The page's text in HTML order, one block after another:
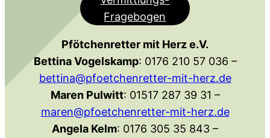
Fragebogen
Pfötchenretter mit Herz e.V.
Bettina Vogelskamp: 0176 210 57 036 –
bettina@pfoetchenretter-mit-herz.de
Maren Pulwitt: 01517 287 39 31 –
maren@pfoetchenretter-mit-herz.de
Angela Kelm: 0176 305 35 843 –